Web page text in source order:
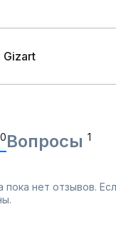
Gizart
0Вопросы 1
пока нет отзывов.